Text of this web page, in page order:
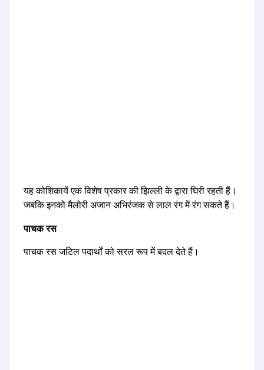
यह कोशिकायें एक विशेष प्रकार की झिल्ली के द्वारा घिरी रहती हैं।
जबकि इनको मैलोरी अजान अभिरंजक से लाल रंग में रंग सकते हैं।
पाचक रस
पाचक रस जटिल पदार्थों को सरल रूप में बदल देते हैं।